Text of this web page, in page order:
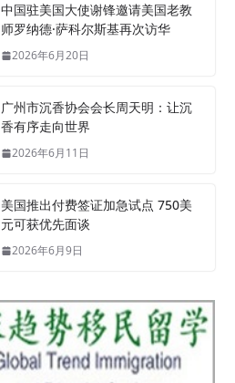
中国驻美国大使谢锋邀请美国老教
师罗纳德·萨科尔斯基再次访华
2026年6月20日
广州市沉香协会会长周天明：让沉
香有序走向世界
2026年6月11日
美国推出付费签证加急试点 750美
元可获优先面谈
2026年6月9日